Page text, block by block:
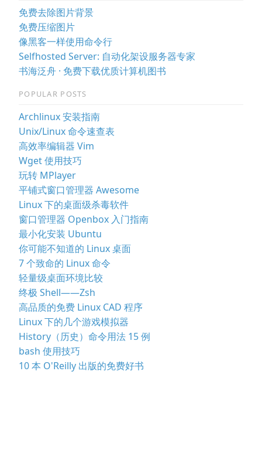
免费去除图片背景
免费压缩图片
像黑客一样使用命令行
Selfhosted Server: 自动化架设服务器专家
书海泛舟 · 免费下载优质计算机图书
POPULAR POSTS
Archlinux 安装指南
Unix/Linux 命令速查表
高效率编辑器 Vim
Wget 使用技巧
玩转 MPlayer
平铺式窗口管理器 Awesome
Linux 下的桌面级杀毒软件
窗口管理器 Openbox 入门指南
最小化安装 Ubuntu
你可能不知道的 Linux 桌面
7 个致命的 Linux 命令
轻量级桌面环境比较
终极 Shell——Zsh
高品质的免费 Linux CAD 程序
Linux 下的几个游戏模拟器
History（历史）命令用法 15 例
bash 使用技巧
10 本 O'Reilly 出版的免费好书